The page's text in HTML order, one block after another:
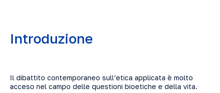
Introduzione
Il dibattito contemporaneo sull’etica applicata è molto
acceso nel campo delle questioni bioetiche e della vita.